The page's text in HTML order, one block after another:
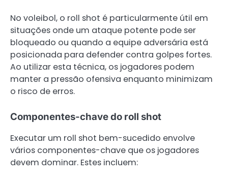
No voleibol, o roll shot é particularmente útil em
situações onde um ataque potente pode ser
bloqueado ou quando a equipe adversária está
posicionada para defender contra golpes fortes.
Ao utilizar esta técnica, os jogadores podem
manter a pressão ofensiva enquanto minimizam
o risco de erros.
Componentes-chave do roll shot
Executar um roll shot bem-sucedido envolve
vários componentes-chave que os jogadores
devem dominar. Estes incluem: